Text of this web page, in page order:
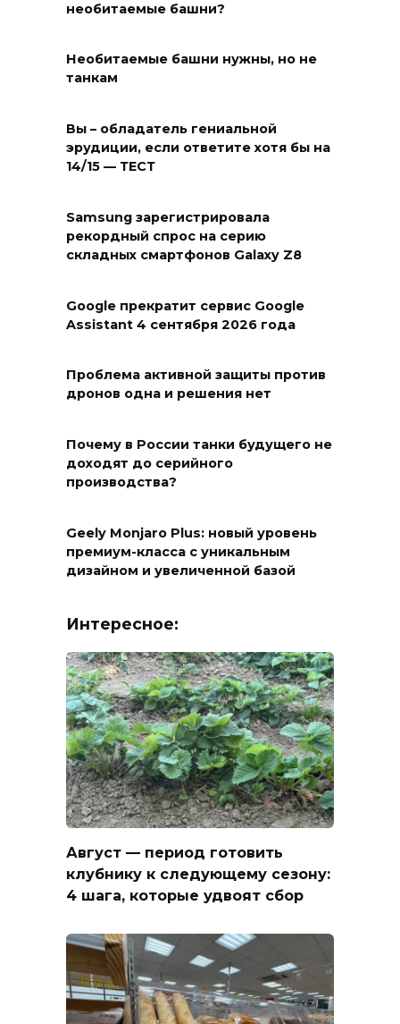
необитаемые башни?
Необитаемые башни нужны, но не
танкам
Вы – обладатель гениальной
эрудиции, если ответите хотя бы на
14/15 — ТЕСТ
Samsung зарегистрировала
рекордный спрос на серию
складных смартфонов Galaxy Z8
Google прекратит сервис Google
Assistant 4 сентября 2026 года
Проблема активной защиты против
дронов одна и решения нет
Почему в России танки будущего не
доходят до серийного
производства?
Geely Monjaro Plus: новый уровень
премиум-класса с уникальным
дизайном и увеличенной базой
Интересное:
Август — период готовить
клубнику к следующему сезону:
4 шага, которые удвоят сбор